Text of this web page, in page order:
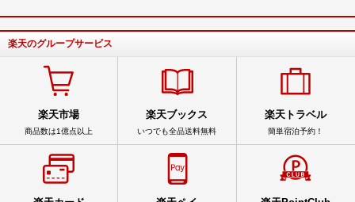
楽天のグループサービス
楽天市場
商品数は1億点以上
楽天ブックス
いつでも全品送料無料
楽天トラベル
簡単宿泊予約！